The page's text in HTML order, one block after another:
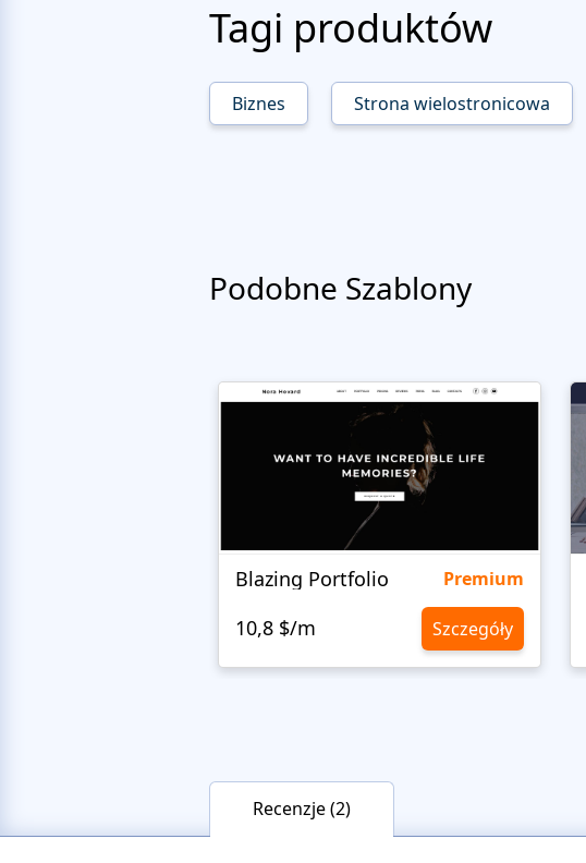
Tagi produktów
Biznes Strona wielostronicowa
Podobne Szablony
Blazing Portfolio Premium
10,8 $/m Szczegóły
Recenzje (2)